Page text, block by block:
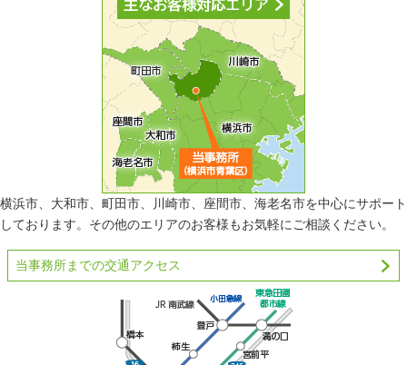
横浜市、大和市、町田市、川崎市、座間市、海老名市を中心にサポート
しております。その他のエリアのお客様もお気軽にご相談ください。
当事務所までの交通アクセス